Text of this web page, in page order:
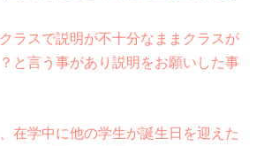
ラスで説明が不十分なままクラスが
と言う事があり説明をお願いした事
在学中に他の学生が誕生日を迎えた